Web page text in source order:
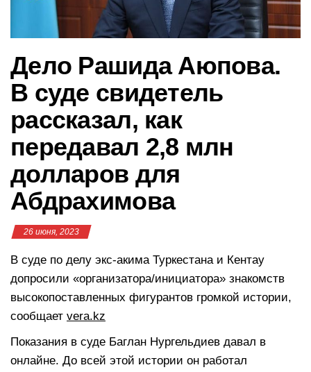
Дело Рашида Аюпова.
В суде свидетель
рассказал, как
передавал 2,8 млн
долларов для
Абдрахимова
26 июня, 2023
В суде по делу экс-акима Туркестана и Кентау
допросили «организатора/инициатора» знакомств
высокопоставленных фигурантов громкой истории,
сообщает vera.kz
Показания в суде Баглан Нургельдиев давал в
онлайне. До всей этой истории он работал